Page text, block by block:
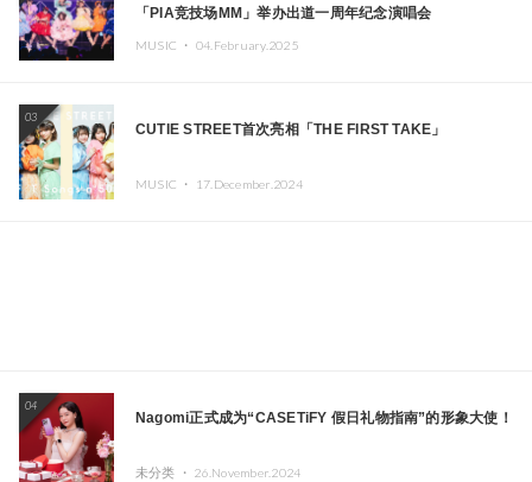
「PIA竞技场MM」举办出道一周年纪念演唱会
MUSIC ・ 04.February.2025
03
CUTIE STREET首次亮相「THE FIRST TAKE」
MUSIC ・ 17.December.2024
04
Nagomi正式成为“CASETiFY 假日礼物指南”的形象大使！
未分类 ・ 26.November.2024